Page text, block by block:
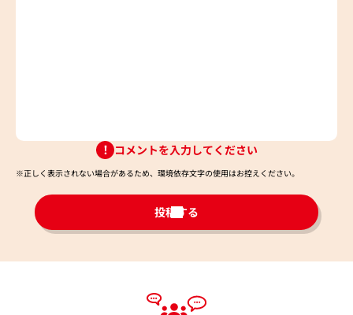
コメントを入力してください
※正しく表示されない場合があるため、環境依存文字の使用はお控えください。​
投稿する